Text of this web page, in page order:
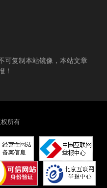
可复制本站镜像，本站文章
！
所有